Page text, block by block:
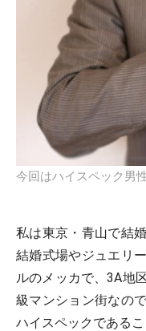
今回はハイスペック男
私は東京・青山で結
結婚式場やジュエリ
ルのメッカで、3A地
級マンション街なの
ハイスペックである